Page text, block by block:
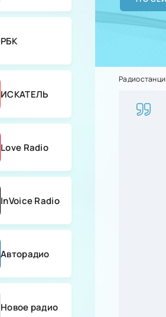
РБК
ИСКАТЕЛЬ
Love Radio
InVoice Radio
Авторадио
Новое радио